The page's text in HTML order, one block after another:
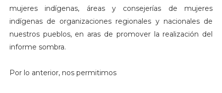
mujeres indígenas, áreas y consejerías de mujeres
indígenas de organizaciones regionales y nacionales de
nuestros pueblos, en aras de promover la realización del
informe sombra.
Por lo anterior, nos permitimos